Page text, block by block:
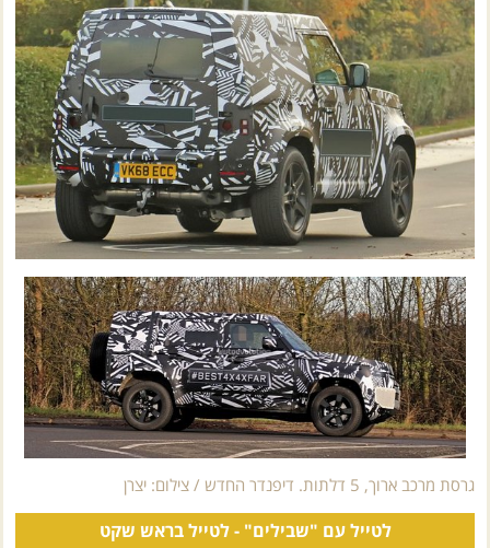
גרסת מרכב ארוך, 5 דלתות. דיפנדר החדש / צילום: יצרן
לטייל עם "שבילים" -לטייל בראש שקט